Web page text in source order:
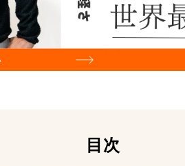
目次
ハイキングコース